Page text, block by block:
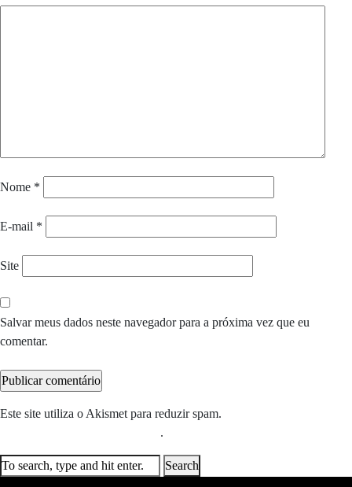
Nome *
E-mail *
Site
Salvar meus dados neste navegador para a próxima vez que eu
comentar.
Este site utiliza o Akismet para reduzir spam.
.
Search